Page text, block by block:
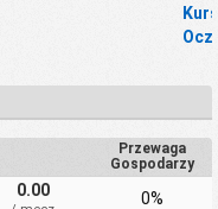
Kurs
Przewaga
Gospodarzy
0.00 0%